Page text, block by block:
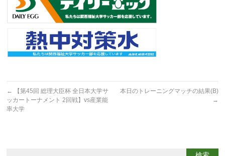
←
【第45回 総理大臣杯 全日本大学サ
ッカートーナメント 2回戦】vs産業能
率大学
本日のトレーニングマッチの結果(B)
→